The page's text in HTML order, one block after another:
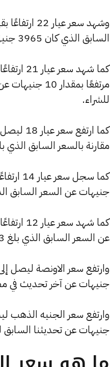
السابق الذي كان 3965 جنيهًا للبيع و3944 جنيهًا للشراء.
للشراء.
مقارنة بالسعر السابق الذي بلغ 3244 جنيهًا للبيع و3227 جنيهًا
جنيهات عن السعر السابق الذي كان 2523 جنيهًا للبيع
عن السعر السابق الذي بلغ 2163 جنيهًا للبيع و2151 جنيهًا للشراء.
جنيهات عن آخر تحديث في مصر
جنيهات عن تحديثنا السابق